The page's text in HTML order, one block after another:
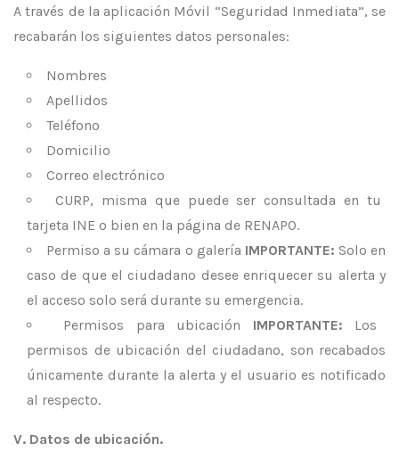
A través de la aplicación Móvil “Seguridad Inmediata”, se
recabarán los siguientes datos personales:
Nombres
Apellidos
Teléfono
Domicilio
Correo electrónico
CURP, misma que puede ser consultada en tu
tarjeta INE o bien en la página de RENAPO.
Permiso a su cámara o galería IMPORTANTE: Solo en
caso de que el ciudadano desee enriquecer su alerta y
el acceso solo será durante su emergencia.
Permisos para ubicación IMPORTANTE: Los
permisos de ubicación del ciudadano, son recabados
únicamente durante la alerta y el usuario es notificado
al respecto.
V. Datos de ubicación.